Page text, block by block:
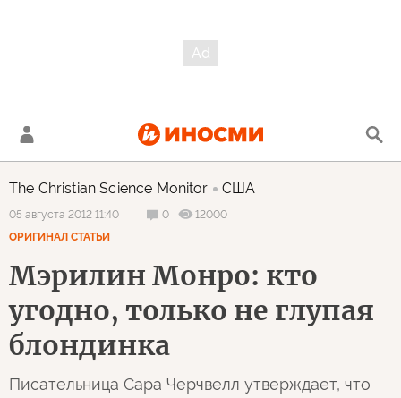
The Christian Science Monitor США
05 августа 2012 11:40 0
12000
ОРИГИНАЛ СТАТЬИ
Мэрилин Монро: кто
угодно, только не глупая
блондинка
Писательница Сара Черчвелл утверждает, что